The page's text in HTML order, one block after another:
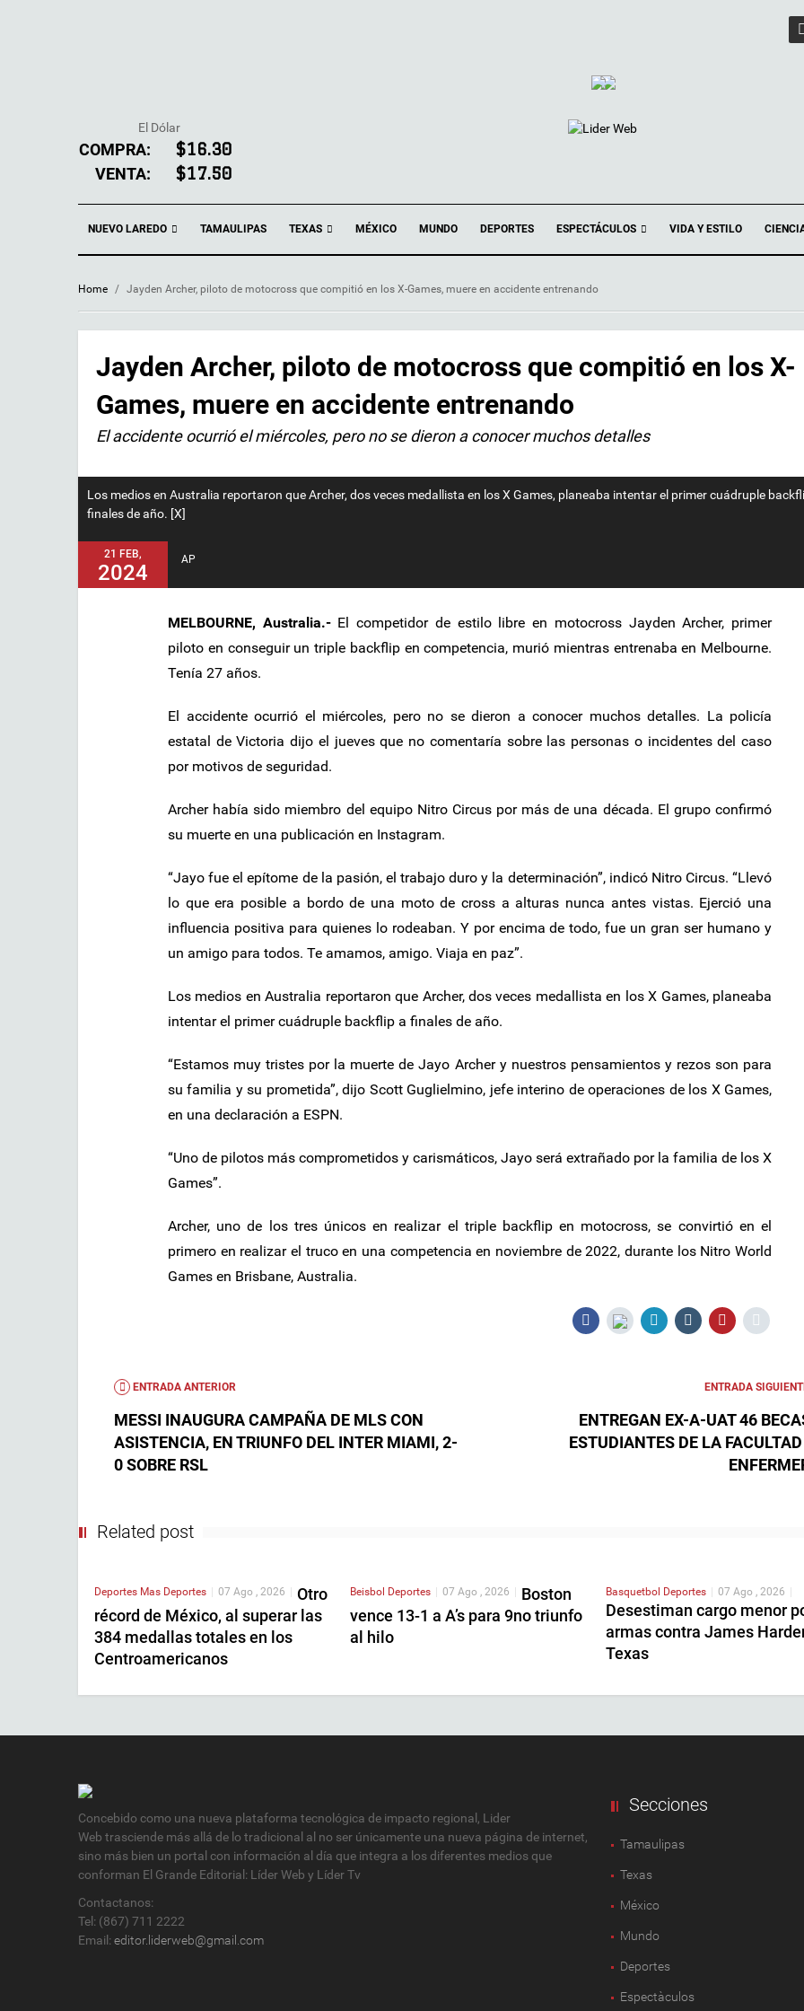
El Dólar
COMPRA: $16.30
VENTA: $17.50
NUEVO LAREDO TAMAULIPAS TEXAS MÉXICO MUNDO DEPORTES ESPECTÁCULOS VIDA Y ESTILO
Home / Jayden Archer, piloto de motocross que compitió en los X-Games, muere en accidente entrenando
Jayden Archer, piloto de motocross que compitió en los X-
Games, muere en accidente entrenando
El accidente ocurrió el miércoles, pero no se dieron a conocer muchos detalles
Los medios en Australia reportaron que Archer, dos veces medallista en los X Games, planeaba intentar el primer cuádruple
finales de año. [X]
21 FEB,
2024
AP
MELBOURNE, Australia.-El competidor de estilo libre en motocross Jayden Archer, primer
piloto en conseguir un triple backflip en competencia, murió mientras entrenaba en Melbourne.
Tenía 27 años.
El accidente ocurrió el miércoles, pero no se dieron a conocer muchos detalles. La policía
estatal de Victoria dijo el jueves que no comentaría sobre las personas o incidentes del caso
por motivos de seguridad.
Archer había sido miembro del equipo Nitro Circus por más de una década. El grupo confirmó
su muerte en una publicación en Instagram.
“Jayo fue el epítome de la pasión, el trabajo duro y la determinación”, indicó Nitro Circus. “Llevó
lo que era posible a bordo de una moto de cross a alturas nunca antes vistas. Ejerció una
influencia positiva para quienes lo rodeaban. Y por encima de todo, fue un gran ser humano y
un amigo para todos. Te amamos, amigo. Viaja en paz”.
Los medios en Australia reportaron que Archer, dos veces medallista en los X Games, planeaba
intentar el primer cuádruple backflip a finales de año.
“Estamos muy tristes por la muerte de Jayo Archer y nuestros pensamientos y rezos son para
su familia y su prometida”, dijo Scott Guglielmino, jefe interino de operaciones de los X Games,
en una declaración a ESPN.
“Uno de pilotos más comprometidos y carismáticos, Jayo será extrañado por la familia de los X
Games”.
Archer, uno de los tres únicos en realizar el triple backflip en motocross, se convirtió en el
primero en realizar el truco en una competencia en noviembre de 2022, durante los Nitro World
Games en Brisbane, Australia.
ENTRADA ANTERIOR
MESSI INAUGURA CAMPAÑA DE MLS CON
ASISTENCIA, EN TRIUNFO DEL INTER MIAMI, 2-
0 SOBRE RSL
ENTRADA
ENTREGAN EX-A-UAT 46
ESTUDIANTES DE LA
Related post
Deportes Mas Deportes | 07 Ago , 2026 | Otro
récord de México, al superar las
384 medallas totales en los
Centroamericanos
Beisbol Deportes | 07 Ago , 2026 | Boston
vence 13-1 a A’s para 9no triunfo
al hilo
Basquetbol Deportes | 07 Ago , 2026 |
Desestiman cargo menor
armas contra James
Texas
Concebido como una nueva plataforma tecnológica de impacto regional, Lider
Web trasciende más allá de lo tradicional al no ser únicamente una nueva página de internet,
sino más bien un portal con información al día que integra a los diferentes medios que
conforman El Grande Editorial: Líder Web y Líder Tv
Contactanos:
Tel: (867) 711 2222
Email: editor.liderweb@gmail.com
Secciones
Tamaulipas
Texas
México
Mundo
Deportes
Espectàculos